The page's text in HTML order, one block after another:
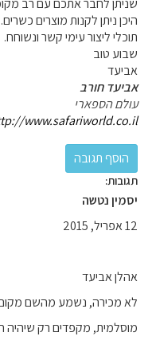
שניתן לחבר אתכם עם רב
היכן ניתן לקנות מוצרים כשרים.
תוכלי ליצור עימי קשר ונשוחח.
שבוע טוב
אביעד
אביעד חורב
עולם הספארי
www.safariworld.co.il
תגובות:
יסמין נטשה
12 אפריל, 2015
אהלן אביעד
לא מכירה, נשמע מהשם מקום
מוסלמית, מקפדים רק שיהיה